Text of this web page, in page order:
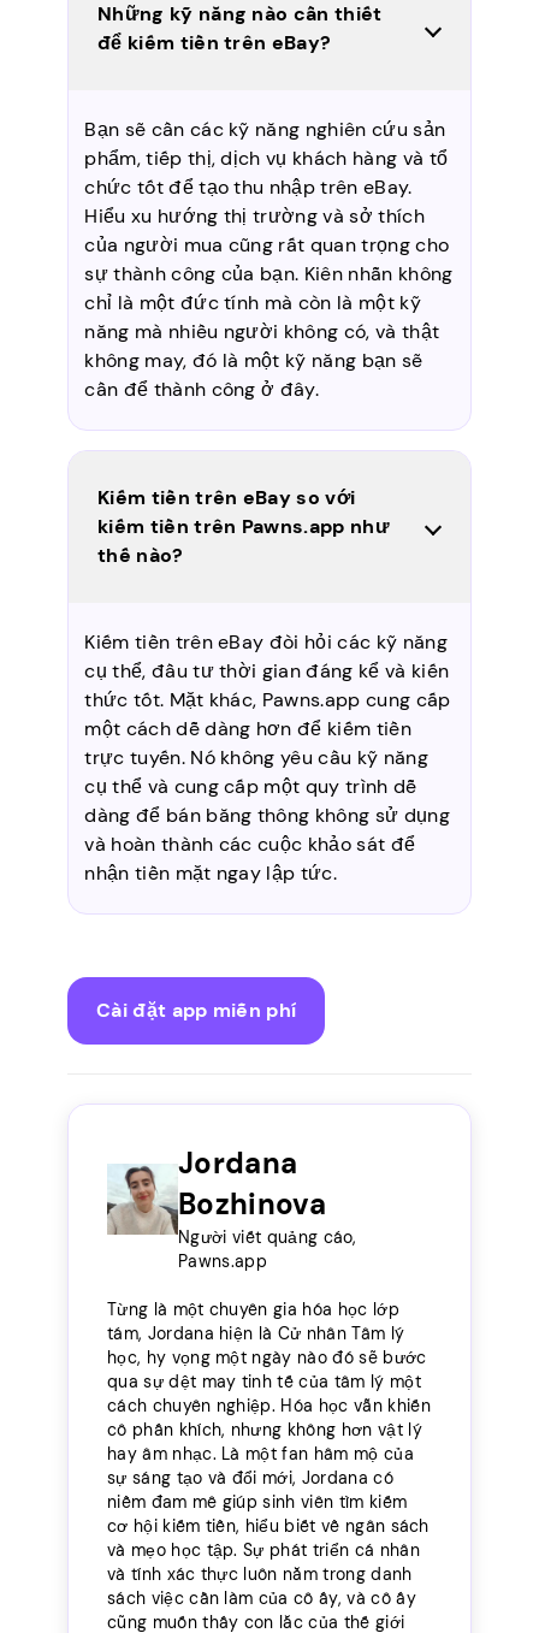
Những kỹ năng nào cần thiết
để kiếm tiền trên eBay?
Bạn sẽ cần các kỹ năng nghiên cứu sản
phẩm, tiếp thị, dịch vụ khách hàng và tổ
chức tốt để tạo thu nhập trên eBay.
Hiểu xu hướng thị trường và sở thích
của người mua cũng rất quan trọng cho
sự thành công của bạn. Kiên nhẫn không
chỉ là một đức tính mà còn là một kỹ
năng mà nhiều người không có, và thật
không may, đó là một kỹ năng bạn sẽ
cần để thành công ở đây.
Kiếm tiền trên eBay so với
kiếm tiền trên Pawns.app như
thế nào?
Kiếm tiền trên eBay đòi hỏi các kỹ năng
cụ thể, đầu tư thời gian đáng kể và kiến
thức tốt. Mặt khác, Pawns.app cung cấp
một cách dễ dàng hơn để kiếm tiền
trực tuyến. Nó không yêu cầu kỹ năng
cụ thể và cung cấp một quy trình dễ
dàng để bán băng thông không sử dụng
và hoàn thành các cuộc khảo sát để
nhận tiền mặt ngay lập tức.
Cài đặt app miễn phí
Jordana
Bozhinova
Người viết quảng cáo,
Pawns.app
Từng là một chuyên gia hóa học lớp
tám, Jordana hiện là Cử nhân Tâm lý
học, hy vọng một ngày nào đó sẽ bước
qua sự dệt may tinh tế của tâm lý một
cách chuyên nghiệp. Hóa học vẫn khiến
cô phấn khích, nhưng không hơn vật lý
hay âm nhạc. Là một fan hâm mộ của
sự sáng tạo và đổi mới, Jordana có
niềm đam mê giúp sinh viên tìm kiếm
cơ hội kiếm tiền, hiểu biết về ngân sách
và mẹo học tập. Sự phát triển cá nhân
và tính xác thực luôn nằm trong danh
sách việc cần làm của cô ấy, và cô ấy
cũng muốn thấy con lắc của thế giới